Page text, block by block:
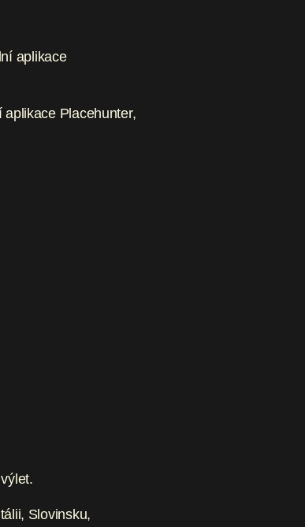
aplikace
Placehunter,
Slovinsku,